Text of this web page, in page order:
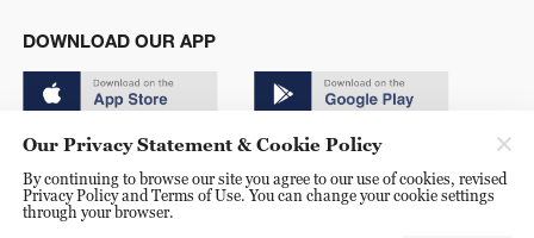
DOWNLOAD OUR APP
© China Radio International.CRI. All Rights Reserved. 16A
Our Privacy Statement & Cookie Policy
By continuing to browse our site you agree to our use of cookies, revised
Privacy Policy and Terms of Use. You can change your cookie settings
through your browser.